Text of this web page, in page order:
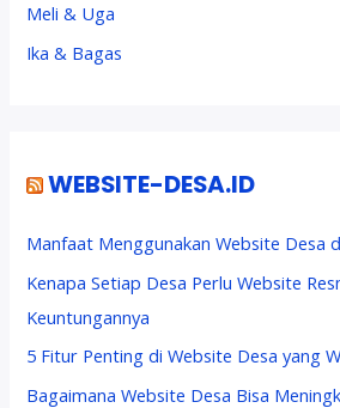
Meli & Uga
Ika & Bagas
WEBSITE-DESA.ID
Manfaat Menggunakan Website Desa
Kenapa Setiap Desa Perlu Website
Keuntungannya
5 Fitur Penting di Website Desa yang
Bagaimana Website Desa Bisa